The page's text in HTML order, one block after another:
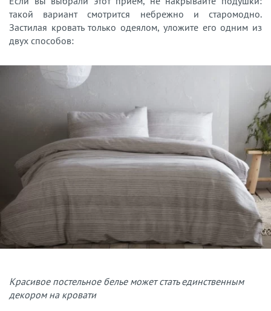
такой вариант смотрится небрежно и старомодно.
Застилая кровать только одеялом, уложите его одним из
двух способов:
Красивое постельное белье может стать единственным
декором на кровати